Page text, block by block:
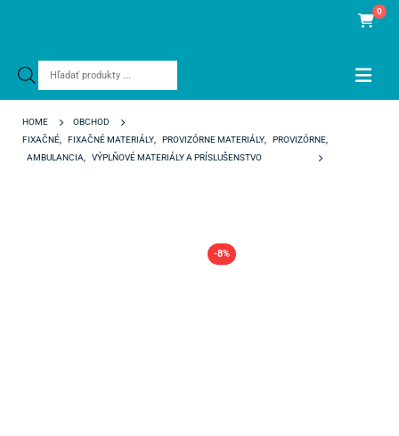
Products
0
HOME
OBCHOD
FIXAČNÉ
FIXAČNÉ MATERIÁLY PROVIZÓRNE MATERIÁLY PROVIZÓRNE
AMBULANCIA
VÝPLŇOVÉ MATERIÁLY A PRÍSLUŠENSTVO
-8%